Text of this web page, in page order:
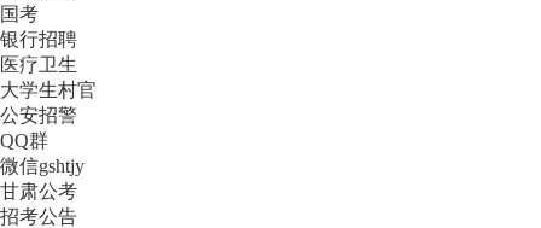
国考
银行招聘
医疗卫生
大学生村官
公安招警
QQ群
微信gshtjy
甘肃公考
招考公告